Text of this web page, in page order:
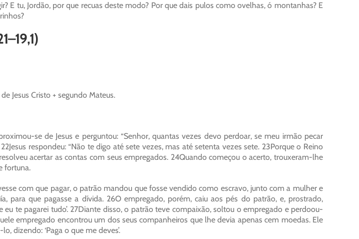
E tu, Jordão, por que recuas deste modo? Por que dais pulos como ovelhas, ó montanhas? E
Jesus Cristo + segundo Mateus.
se de Jesus e perguntou: “Senhor, quantas vezes devo perdoar, se meu irmão pecar
respondeu: “Não te digo até sete vezes, mas até setenta vezes sete. 23Porque o Reino
acertar as contas com seus empregados. 24Quando começou o acerto, trouxeram-lhe
fortuna.
com que pagar, o patrão mandou que fosse vendido como escravo, junto com a mulher e
para que pagasse a dívida. 26O empregado, porém, caiu aos pés do patrão, e, prostrado,
eu te pagarei tudo’. 27Diante disso, o patrão teve compaixão, soltou o empregado e perdoou-
empregado encontrou um dos seus companheiros que lhe devia apenas cem moedas. Ele
dizendo: ‘Paga o que me deves’.